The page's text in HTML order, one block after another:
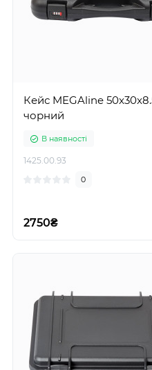
Кейс MEGAline
чорний
В наявності
1425.00.93
0
2750₴